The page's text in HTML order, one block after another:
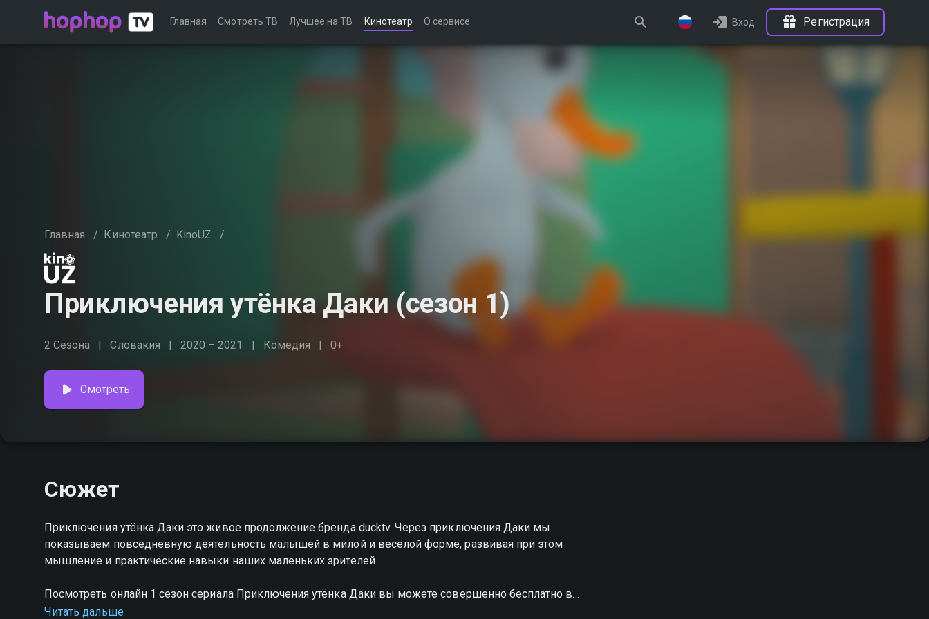
Главная Смотреть ТВ Лучшее на ТВ Кинотеатр О сервисе Вход Регистрация
Главная / Кинотеатр / KinoUZ /
Приключения утёнка Даки (сезон 1)
2 Сезона Словакия 2020 – 2021 Комедия 0+
Смотреть
Сюжет
Приключения утёнка Даки это живое продолжение бренда ducktv. Через приключения Даки мы
показываем повседневную деятельность малышей в милой и весёлой форме, развивая при этом
мышление и практические навыки наших маленьких зрителей
Посмотреть онлайн 1 сезон сериала Приключения утёнка Даки вы можете совершенно бесплатно в
хорошем HD качестве на hophop.tv
Читать дальше